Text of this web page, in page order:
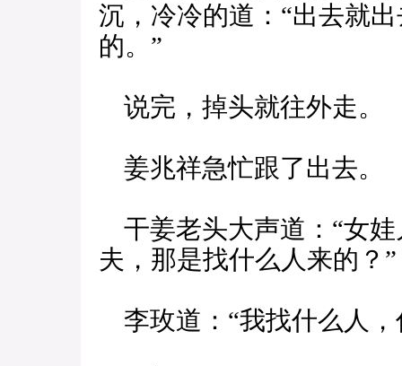
沉，冷冷的道：“出去就
的。”
说完，掉头就往外走。
姜兆祥急忙跟了出去。
干姜老头大声道：“女
夫，那是找什么人来的？”
李玫道：“我找什么人，